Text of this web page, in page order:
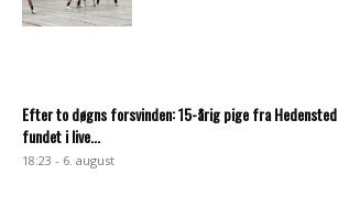
Efter to døgns forsvinden: 15-årig pige fra Hedensted
fundet i live...
18:23 - 6. august